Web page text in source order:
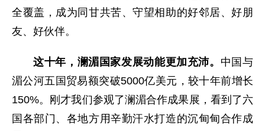
全覆盖，成为同甘共苦、守望相助的好邻居、好朋
友、好伙伴。
这十年，澜湄国家发展动能更加充沛。 中国与
湄公河五国贸易额突破5000亿美元，较十年前增长
150%。刚才我们参观了澜湄合作成果展，看到了六
国各部门、各地方用辛勤汗水打造的沉甸甸合作成